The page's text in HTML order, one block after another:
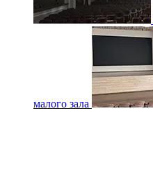
малого зала